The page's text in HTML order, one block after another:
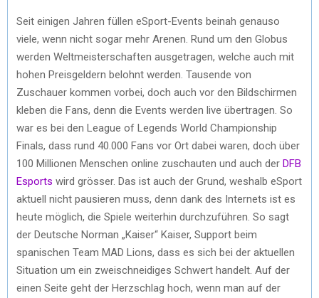
Seit einigen Jahren füllen eSport-Events beinah genauso
viele, wenn nicht sogar mehr Arenen. Rund um den Globus
werden Weltmeisterschaften ausgetragen, welche auch mit
hohen Preisgeldern belohnt werden. Tausende von
Zuschauer kommen vorbei, doch auch vor den Bildschirmen
kleben die Fans, denn die Events werden live übertragen. So
war es bei den League of Legends World Championship
Finals, dass rund 40.000 Fans vor Ort dabei waren, doch über
100 Millionen Menschen online zuschauten und auch der DFB
Esports wird grösser. Das ist auch der Grund, weshalb eSport
aktuell nicht pausieren muss, denn dank des Internets ist es
heute möglich, die Spiele weiterhin durchzuführen. So sagt
der Deutsche Norman „Kaiser“ Kaiser, Support beim
spanischen Team MAD Lions, dass es sich bei der aktuellen
Situation um ein zweischneidiges Schwert handelt. Auf der
einen Seite geht der Herzschlag hoch, wenn man auf der